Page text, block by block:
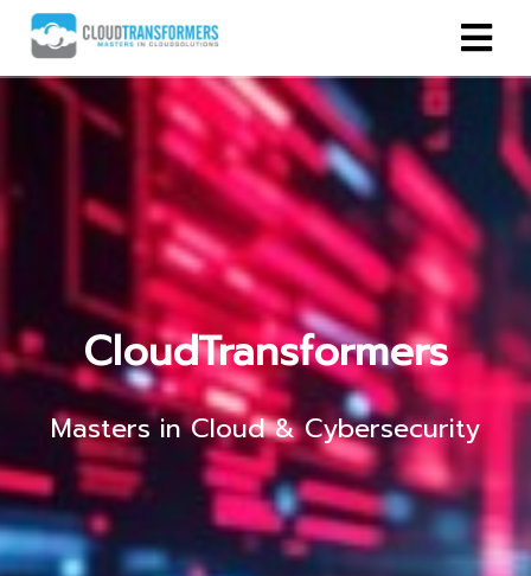
CloudTransformers
Masters in Cloud & Cybersecurity